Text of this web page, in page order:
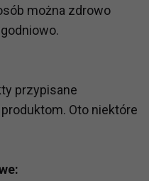
można zdrowo
przypisane
Oto niektóre